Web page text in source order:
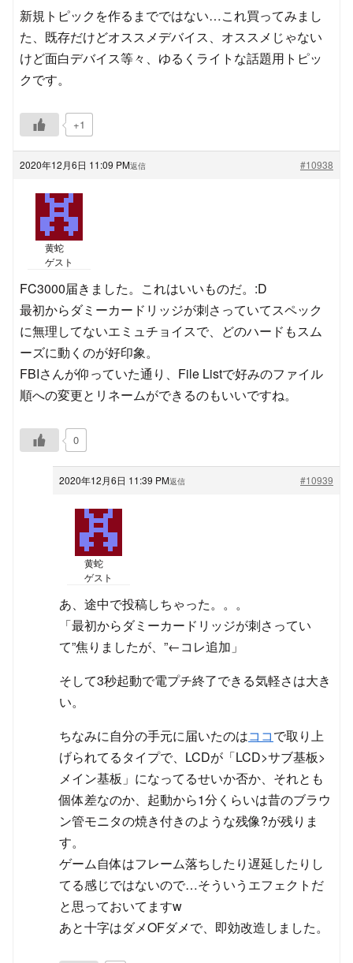
新規トピックを作るまでではない…これ買ってみまし
た、既存だけどオススメデバイス、オススメじゃない
けど面白デバイス等々、ゆるくライトな話題用トピッ
クです。
+1
2020年12月6日 11:09 PM #10938
返信
黄蛇
ゲスト
FC3000届きました。これはいいものだ。:D
最初からダミーカードリッジが刺さっていてスペック
に無理してないエミュチョイスで、どのハードもスム
ーズに動くのが好印象。
FBIさんが仰っていた通り、File Listで好みのファイル
順への変更とリネームができるのもいいですね。
0
2020年12月6日 11:39 PM #10939
返信
黄蛇
ゲスト
あ、途中で投稿しちゃった。。。
「最初からダミーカードリッジが刺さってい
て”焦りましたが、”←コレ追加」
そして3秒起動で電プチ終了できる気軽さは大き
い。
ちなみに自分の手元に届いたのはココで取り上
げられてるタイプで、LCDが「LCD>サブ基板>
メイン基板」になってるせいか否か、それとも
個体差なのか、起動から1分くらいは昔のブラウ
ン管モニタの焼き付きのような残像?が残りま
す。
ゲーム自体はフレーム落ちしたり遅延したりし
てる感じではないので…そういうエフェクトだ
と思っておいてますw
あと十字はダメOFダメで、即効改造しました。